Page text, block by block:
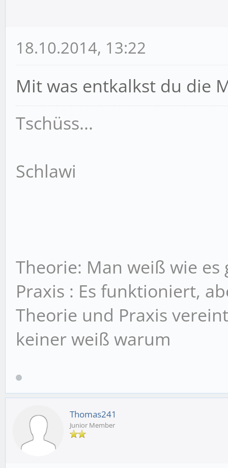
18.10.2014, 13:22
Mit was entkalkst du die
Tschüss...
Schlawi
Theorie: Man weiß wie
Praxis : Es funktioniert,
Theorie und Praxis
keiner weiß warum
Thomas241
Junior Member